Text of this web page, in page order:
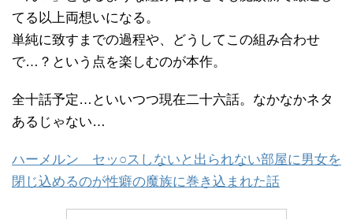
てる以上両想いになる。
単純に致すまでの過程や、どうしてこの組み合わせ
で…？という点を楽しむのが本作。
全十話予定…といいつつ現在二十六話。なかなかネタ
あるじゃない…
ハーメルン セッ○スしないと出られない部屋に男女を
閉じ込めるのが性癖の魔族に巻き込まれた話